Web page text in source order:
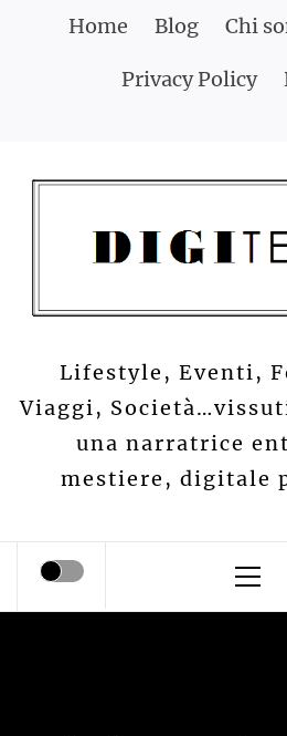
Home Blog Chi
Privacy Policy
Lifestyle, Eventi,
Viaggi,
una narratrice
mestiere, digitale
Menu